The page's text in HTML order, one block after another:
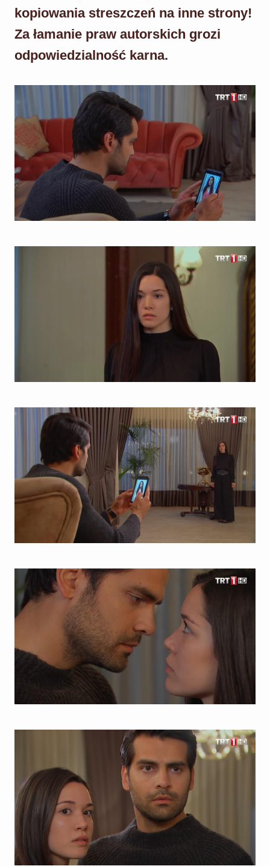
kopiowania streszczeń na inne strony!
Za łamanie praw autorskich grozi
odpowiedzialność karna.